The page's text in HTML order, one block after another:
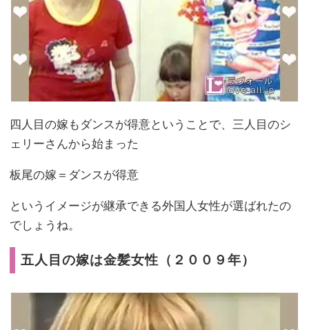
四人目の嫁もダンスが得意ということで、三人目のシ
ェリーさんから始まった
板尾の嫁＝ダンスが得意
というイメージが継承できる外国人女性が選ばれたの
でしょうね。
五人目の嫁は金髪女性（２００９年）